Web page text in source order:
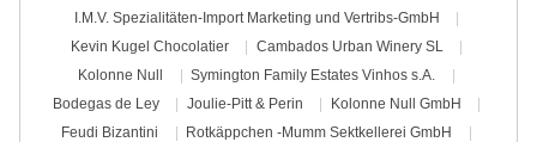
I.M.V. Spezialitäten-Import Marketing und Vertribs-GmbH
Kevin Kugel Chocolatier
Cambados Urban Winery SL
Kolonne Null
Symington Family Estates Vinhos s.A.
Bodegas de Ley
Joulie-Pitt & Perin
Kolonne Null GmbH
Feudi Bizantini
Rotkäppchen -Mumm Sektkellerei GmbH